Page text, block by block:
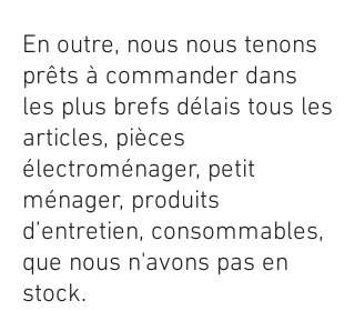
En outre, nous nous tenons
prêts à commander dans
les plus brefs délais tous les
articles, pièces
électroménager, petit
ménager, produits
d’entretien, consommables,
que nous n'avons pas en
stock.